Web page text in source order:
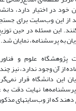
خود در اختیار دارد،
از این وب‌سایت برای
این مسئله در حین
به پرسشنامه، نمایان شد.
علوم و
از آن وجود ندارد، نیز
این دانشگاه قرار
نهایت دقت به
که از وب‌سایتهای